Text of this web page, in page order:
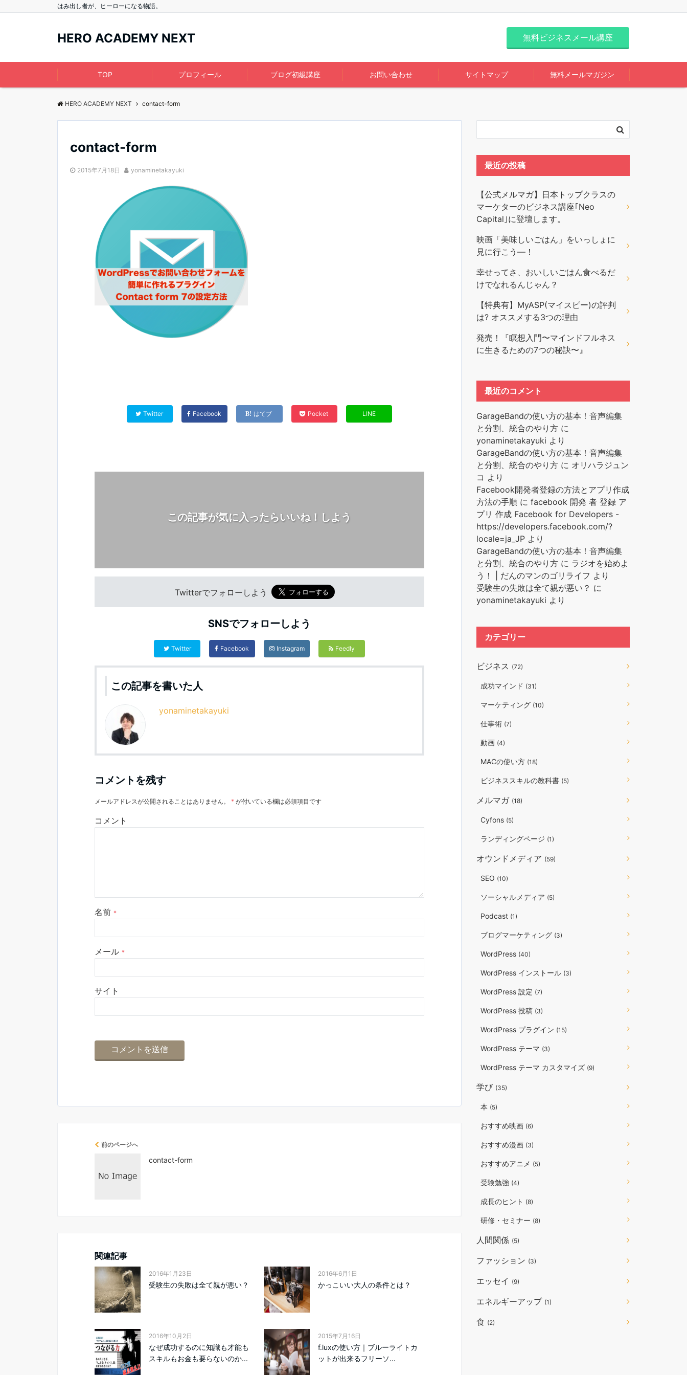
はみ出し者が、ヒーローになる物語。
HERO ACADEMY NEXT 無料ビジネスメール講座
TOP プロフィール ブログ初級講座 お問い合わせ サイトマップ 無料メールマガジン
HERO ACADEMY NEXT contact-form
contact-form
2015年7月18日 yonaminetakayuki
Twitter Facebook はてブ Pocket LINE
この記事が気に入ったらいいね！しよう
Twitterでフォローしよう
SNSでフォローしよう
Twitter Facebook Instagram Feedly
この記事を書いた人
yonaminetakayuki
コメントを残す
メールアドレスが公開されることはありません。 * が付いている欄は必須項目です
コメント
名前 *
メール *
サイト
前のページへ
contact-form
関連記事
2016年1月23日
受験生の失敗は全て親が悪い？
2016年6月1日
かっこいい大人の条件とは？
2016年10月2日
なぜ成功するのに知識も才能も
スキルもお金も要らないのか...
2015年7月16日
f.luxの使い方｜ブルーライトカ
ットが出来るフリーソ...
最近の投稿
【公式メルマガ】日本トップクラスの
マーケターのビジネス講座｢Neo
Capital｣に登壇します。
映画「美味しいごはん」をいっしょに
見に行こう―！
幸せってさ、おいしいごはん食べるだ
けでなれるんじゃん？
【特典有】MyASP(マイスピー)の評判
は? オススメする3つの理由
発売！『瞑想入門〜マインドフルネス
に生きるための7つの秘訣〜』
最近のコメント
GarageBandの使い方の基本！音声編集
と分割、統合のやり方 に
yonaminetakayuki より
GarageBandの使い方の基本！音声編集
と分割、統合のやり方 に オリハラジュン
コ より
Facebook開発者登録の方法とアプリ作成
方法の手順 に facebook 開発 者 登録 ア
プリ 作成 Facebook for Developers -
https://developers.facebook.com/?
locale=ja_JP より
GarageBandの使い方の基本！音声編集
と分割、統合のやり方 に ラジオを始めよ
う！ | だんのマンのゴリライフ より
受験生の失敗は全て親が悪い？ に
yonaminetakayuki より
カテゴリー
ビジネス (72)
成功マインド (31)
マーケティング (10)
仕事術 (7)
動画 (4)
MACの使い方 (18)
ビジネススキルの教科書 (5)
メルマガ (18)
Cyfons (5)
ランディングページ (1)
オウンドメディア (59)
SEO (10)
ソーシャルメディア (5)
Podcast (1)
ブログマーケティング (3)
WordPress (40)
WordPress インストール (3)
WordPress 設定 (7)
WordPress 投稿 (3)
WordPress プラグイン (15)
WordPress テーマ (3)
WordPress テーマ カスタマイズ (9)
学び (35)
本 (5)
おすすめ映画 (6)
おすすめ漫画 (3)
おすすめアニメ (5)
受験勉強 (4)
成長のヒント (8)
研修・セミナー (8)
人間関係 (5)
ファッション (3)
エッセイ (9)
エネルギーアップ (1)
食 (2)